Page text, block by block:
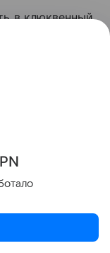
в клюквенный
сока.
50 г
N